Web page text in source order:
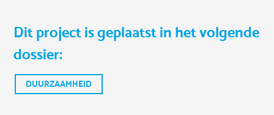
Dit project is geplaatst in het volgende
dossier:
DUURZAAMHEID